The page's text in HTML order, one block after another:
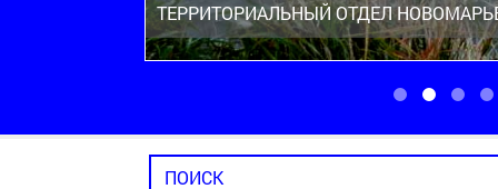
ТЕРРИТОРИАЛЬНЫЙ ОТДЕЛ